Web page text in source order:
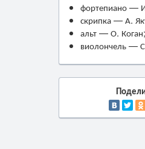
фортепиано —
скрипка — А.
альт — О. Коган;
виолончель —